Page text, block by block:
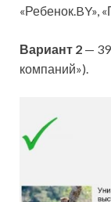
«Ребенок.BY»,
Вариант 2 —
компаний»).